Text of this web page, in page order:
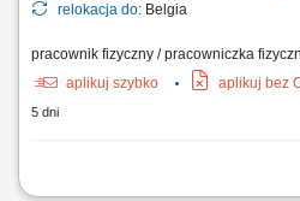
relokacja do: Belgia
pracownik fizyczny / pracowniczka
aplikuj szybko
aplikuj bez
5 dni
Opis stanowiska: Realizacja prostych